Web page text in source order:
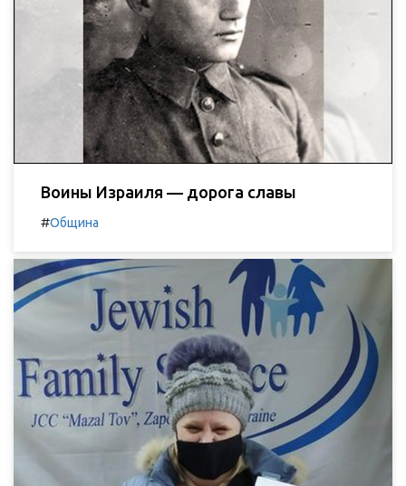
Воины Израиля — дорога славы
#Община